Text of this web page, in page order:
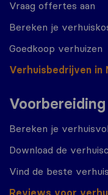
Vraag offertes aan
Bereken je
Goedkoop verhuizen
Verhuisbedrijven in
Bereken je
Download de
Vind de beste
Reviews voor